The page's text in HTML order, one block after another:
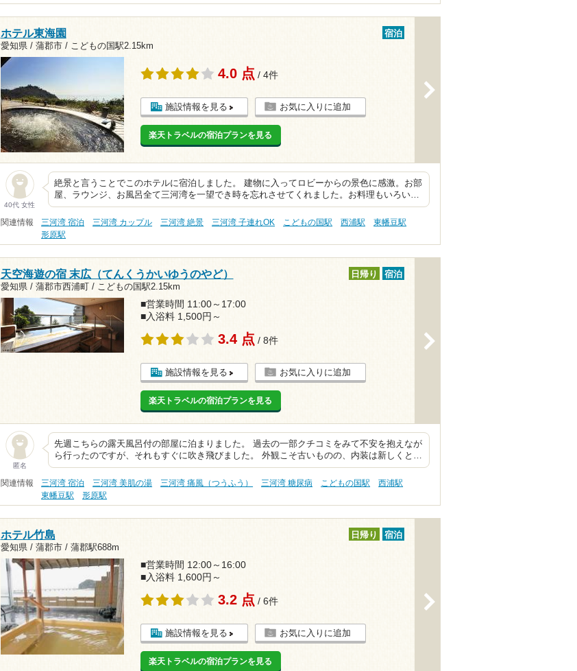
ホテル東海園
愛知県 / 蒲郡市 / こどもの国駅2.15km
宿泊
4.0 点 / 4件
施設情報を見る お気に入りに追加
楽天トラベルの宿泊プランを見る
40代 女性
絶景と言うことでこのホテルに宿泊しました。 建物に入ってロビーからの景色に感激。お部
屋、ラウンジ、お風呂全て三河湾を一望でき時を忘れさせてくれました。お料理もいろい…
関連情報 三河湾 宿泊 三河湾 カップル 三河湾 絶景 三河湾 子連れOK こどもの国駅 西浦駅
東幡豆駅
形原駅
天空海遊の宿 末広（てんくうかいゆうのやど）
愛知県 / 蒲郡市西浦町 / こどもの国駅2.15km
日帰り 宿泊
■営業時間 11:00～17:00
■入浴料 1,500円～
3.4 点 / 8件
施設情報を見る お気に入りに追加
楽天トラベルの宿泊プランを見る
匿名
先週こちらの露天風呂付の部屋に泊まりました。 過去の一部クチコミをみて不安を抱えなが
ら行ったのですが、それもすぐに吹き飛びました。 外観こそ古いものの、内装は新しくと…
関連情報 三河湾 宿泊 三河湾 美肌の湯 三河湾 痛風（つうふう） 三河湾 糖尿病 こどもの国駅
西浦駅
東幡豆駅
形原駅
ホテル竹島
愛知県 / 蒲郡市 / 蒲郡駅688m
日帰り 宿泊
■営業時間 12:00～16:00
■入浴料 1,600円～
3.2 点 / 6件
施設情報を見る お気に入りに追加
楽天トラベルの宿泊プランを見る